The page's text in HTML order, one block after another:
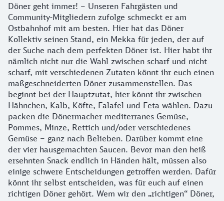
Döner geht immer! – Unseren Fahrgästen und
Community-Mitgliedern zufolge schmeckt er am
Ostbahnhof mit am besten. Hier hat das Döner
Kollektiv seinen Stand, ein Mekka für jeden, der auf
der Suche nach dem perfekten Döner ist. Hier habt ihr
nämlich nicht nur die Wahl zwischen scharf und nicht
scharf, mit verschiedenen Zutaten könnt ihr euch einen
maßgeschneiderten Döner zusammenstellen. Das
beginnt bei der Hauptzutat, hier könnt ihr zwischen
Hähnchen, Kalb, Köfte, Falafel und Feta wählen. Dazu
packen die Dönermacher mediterranes Gemüse,
Pommes, Minze, Rettich und/oder verschiedenes
Gemüse – ganz nach Belieben. Darüber kommt eine
der vier hausgemachten Saucen. Bevor man den heiß
ersehnten Snack endlich in Händen hält, müssen also
einige schwere Entscheidungen getroffen werden. Dafür
könnt ihr selbst entscheiden, was für euch auf einen
richtigen Döner gehört. Wem wir den „richtigen“ Döner,